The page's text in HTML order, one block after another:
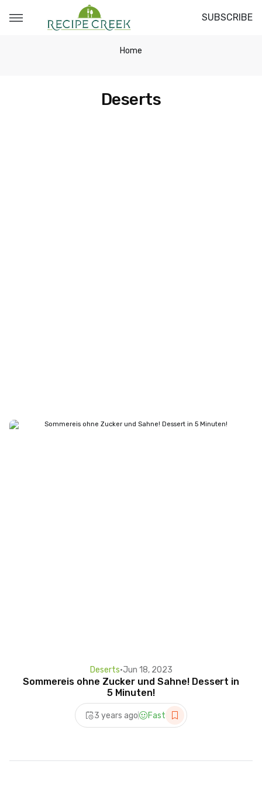
SUBSCRIBE
Home
Deserts
Deserts•Jun 18, 2023
Sommereis ohne Zucker und Sahne! Dessert in
5 Minuten!
3 years ago Fast